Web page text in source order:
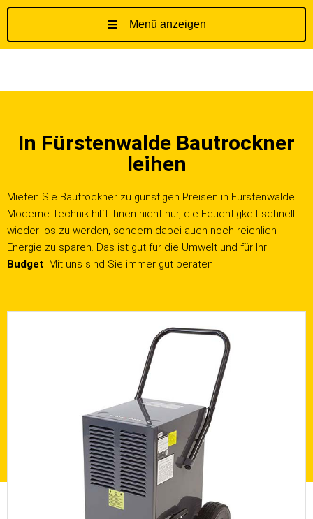
Menü anzeigen
In Fürstenwalde Bautrockner
leihen
Mieten Sie Bautrockner zu günstigen Preisen in Fürstenwalde.
Moderne Technik hilft Ihnen nicht nur, die Feuchtigkeit schnell
wieder los zu werden, sondern dabei auch noch reichlich
Energie zu sparen. Das ist gut für die Umwelt und für Ihr
Budget. Mit uns sind Sie immer gut beraten.